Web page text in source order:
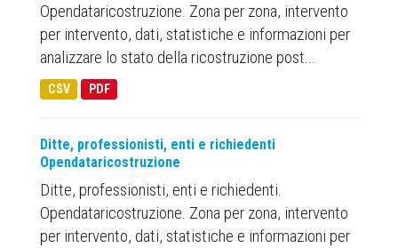
Opendataricostruzione. Zona per zona, intervento
per intervento, dati, statistiche e informazioni per
analizzare lo stato della ricostruzione post...
CSV PDF
Ditte, professionisti, enti e richiedenti
Opendataricostruzione
Ditte, professionisti, enti e richiedenti.
Opendataricostruzione. Zona per zona, intervento
per intervento, dati, statistiche e informazioni per